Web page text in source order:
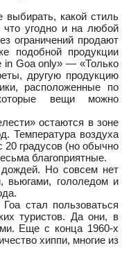
выбирать, какой стиль
угодно и на любой
ограничений продают
подобной продукции
in Goa only» — «Только
другую продукцию
расположенные по
вещи можно
остаются в зоне
Температура воздуха
20 градусов (но обычно
благоприятные.
Но совсем нет
вьюгами, гололедом и
стал пользоваться
туристов. Да они, в
Еще с конца 1960-х
хиппи, многие из